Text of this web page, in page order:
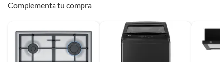
Complementa tu compra